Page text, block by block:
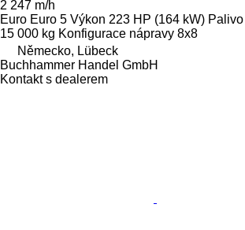
2 247 m/h
Euro Euro 5 Výkon 223 HP (164 kW) Palivo
15 000 kg Konfigurace nápravy 8x8
Německo, Lübeck
Buchhammer Handel GmbH
Kontakt s dealerem